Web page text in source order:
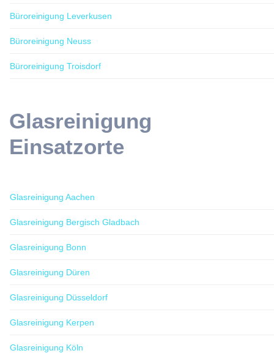
Büroreinigung Leverkusen
Büroreinigung Neuss
Büroreinigung Troisdorf
Glasreinigung
Einsatzorte
Glasreinigung Aachen
Glasreinigung Bergisch Gladbach
Glasreinigung Bonn
Glasreinigung Düren
Glasreinigung Düsseldorf
Glasreinigung Kerpen
Glasreinigung Köln